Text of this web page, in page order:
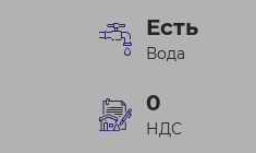
Есть
Вода
0
НДС